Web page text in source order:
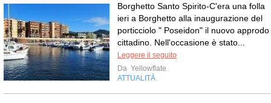
Borghetto Santo Spirito-C'era una folla
ieri a Borghetto alla inaugurazione del
porticciolo " Poseidon" il nuovo approdo
cittadino. Nell'occasione è stato...
Leggere il seguito
Da Yellowflate
ATTUALITÀ